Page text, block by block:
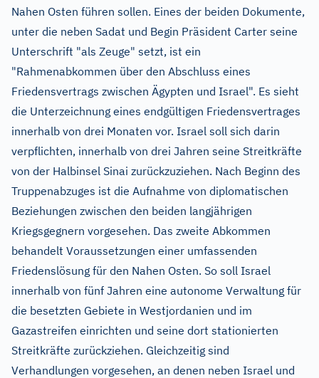
Nahen Osten führen sollen. Eines der beiden Dokumente,
unter die neben Sadat und Begin Präsident Carter seine
Unterschrift "als Zeuge" setzt, ist ein
"Rahmenabkommen über den Abschluss eines
Friedensvertrags zwischen Ägypten und Israel". Es sieht
die Unterzeichnung eines endgültigen Friedensvertrages
innerhalb von drei Monaten vor. Israel soll sich darin
verpflichten, innerhalb von drei Jahren seine Streitkräfte
von der Halbinsel Sinai zurückzuziehen. Nach Beginn des
Truppenabzuges ist die Aufnahme von diplomatischen
Beziehungen zwischen den beiden langjährigen
Kriegsgegnern vorgesehen. Das zweite Abkommen
behandelt Voraussetzungen einer umfassenden
Friedenslösung für den Nahen Osten. So soll Israel
innerhalb von fünf Jahren eine autonome Verwaltung für
die besetzten Gebiete in Westjordanien und im
Gazastreifen einrichten und seine dort stationierten
Streitkräfte zurückziehen. Gleichzeitig sind
Verhandlungen vorgesehen, an denen neben Israel und